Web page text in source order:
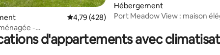
la base de 20 commentaires : 4,85 sur 5
Évaluation moyenne sur la base de 428
4,79 (428)
-
Bicester Village
Hébergement
Port Meadow View : maison
d'appartements avec